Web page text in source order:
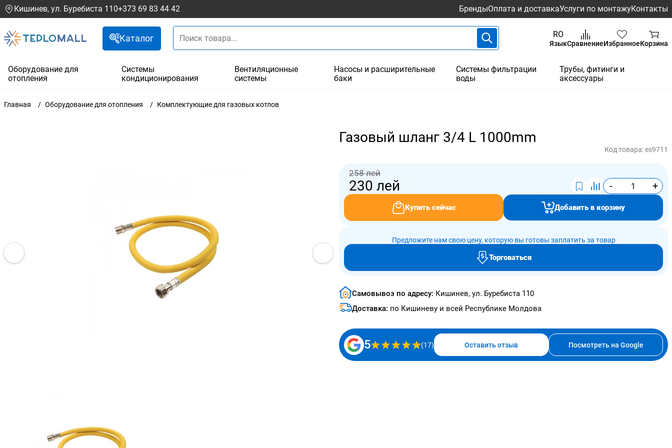
Кишинев, ул. Буребиста 110+373 69 83 44 42 БрендыОплата и доставкаУслуги по монтажуКонтакты
Каталог RO
ЯзыкСравнениеИзбранноеКорзина
Оборудование для
отопления
Системы
кондиционирования
Вентиляционные
системы
Насосы и расширительные
баки
Системы фильтрации
воды
Трубы, фитинги и
аксессуары
Главная Оборудование для отопления Комплектующие для газовых котлов
Газовый шланг 3/4 L 1000mm
Код товара:es9711
258 лей
230 лей - +
Купить сейчас Добавить в корзину
Предложите нам свою цену, которую вы готовы заплатить за товар
Торговаться
Самовывоз по адресу: Кишинев, ул. Буребиста 110
Доставка: по Кишиневу и всей Республике Молдова
5 (17) Оставить отзыв Посмотреть на Google